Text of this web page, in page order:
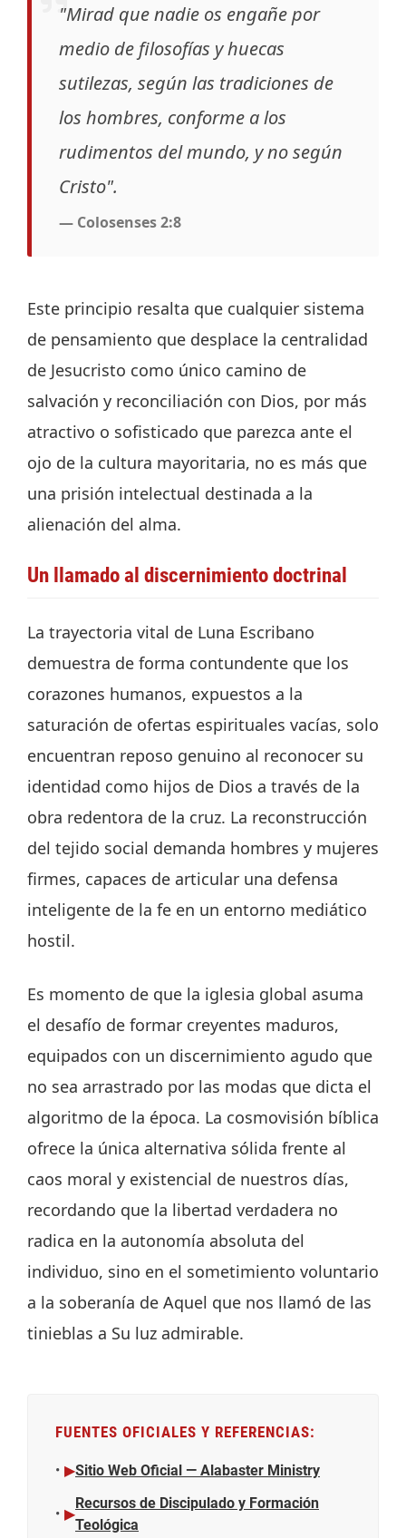
"Mirad que nadie os engañe por
medio de filosofías y huecas
sutilezas, según las tradiciones de
los hombres, conforme a los
rudimentos del mundo, y no según
Cristo".
— Colosenses 2:8
Este principio resalta que cualquier sistema
de pensamiento que desplace la centralidad
de Jesucristo como único camino de
salvación y reconciliación con Dios, por más
atractivo o sofisticado que parezca ante el
ojo de la cultura mayoritaria, no es más que
una prisión intelectual destinada a la
alienación del alma.
Un llamado al discernimiento doctrinal
La trayectoria vital de Luna Escribano
demuestra de forma contundente que los
corazones humanos, expuestos a la
saturación de ofertas espirituales vacías, solo
encuentran reposo genuino al reconocer su
identidad como hijos de Dios a través de la
obra redentora de la cruz. La reconstrucción
del tejido social demanda hombres y mujeres
firmes, capaces de articular una defensa
inteligente de la fe en un entorno mediático
hostil.
Es momento de que la iglesia global asuma
el desafío de formar creyentes maduros,
equipados con un discernimiento agudo que
no sea arrastrado por las modas que dicta el
algoritmo de la época. La cosmovisión bíblica
ofrece la única alternativa sólida frente al
caos moral y existencial de nuestros días,
recordando que la libertad verdadera no
radica en la autonomía absoluta del
individuo, sino en el sometimiento voluntario
a la soberanía de Aquel que nos llamó de las
tinieblas a Su luz admirable.
FUENTES OFICIALES Y REFERENCIAS:
▶Sitio Web Oficial — Alabaster Ministry
▶
Recursos de Discipulado y Formación
Teológica